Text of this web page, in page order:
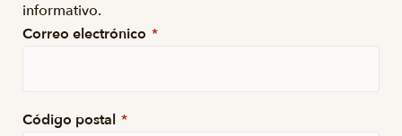
informativo.
Correo electrónico *
Código postal *